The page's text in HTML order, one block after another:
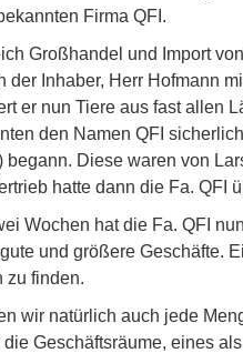
Firma QFI.
Großhandel und Import
der Inhaber, Herr Hofmann
er nun Tiere aus fast allen
den Namen QFI
begann. Diese waren von
hatte dann die Fa. QFI
Wochen hat die Fa. QFI
und größere Geschäfte.
zu finden.
wir natürlich auch jede
Geschäftsräume, eines